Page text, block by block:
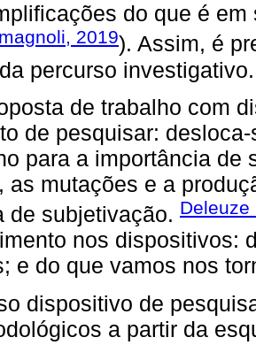
do que é
2019). Assim, é
percurso investigativo.
de trabalho com
de pesquisar:
para a importância de
as mutações e a
de subjetivação. Deleuze
nos dispositivos:
e do que vamos nos
dispositivo de
a partir da